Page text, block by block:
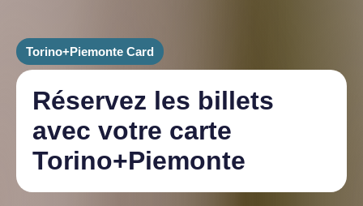
Torino+Piemonte Card
Réservez les billets
avec votre carte
Torino+Piemonte